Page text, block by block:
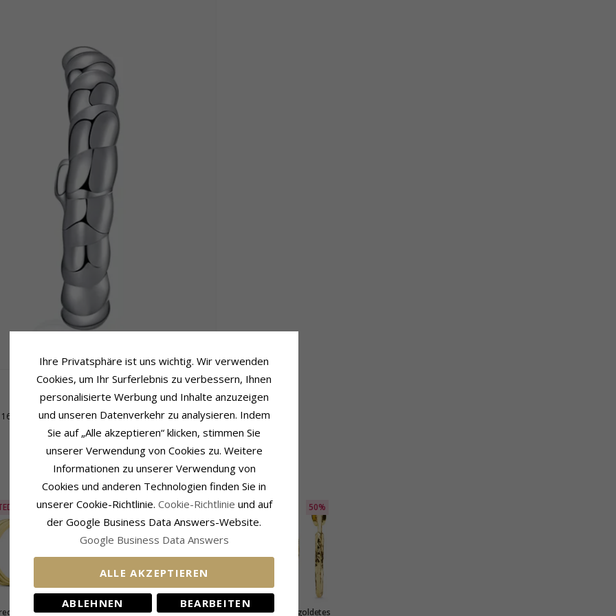
16,0 mm
Lieferzeit
Lieferzeit:4-5 Werktage
VERWANDTE PRODUKTE
70%
in vergoldetes
LIMITED 50%
Halbkreolen in vergoldetes
LIMITED 50%
Halbkreolen in vergoldetes
Ihre Privatsphäre ist uns wichtig. Wir verwenden
Cookies, um Ihr Surferlebnis zu verbessern, Ihnen
personalisierte Werbung und Inhalte anzuzeigen
und unseren Datenverkehr zu analysieren. Indem
Sie auf „Alle akzeptieren“ klicken, stimmen Sie
unserer Verwendung von Cookies zu. Weitere
Informationen zu unserer Verwendung von
Cookies und anderen Technologien finden Sie in
unserer Cookie-Richtlinie. Cookie-Richtlinie und auf
der Google Business Data Answers-Website.
Google Business Data Answers
ALLE AKZEPTIEREN
ABLEHNEN BEARBEITEN